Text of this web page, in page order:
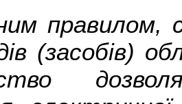
правилом,
(засобів)